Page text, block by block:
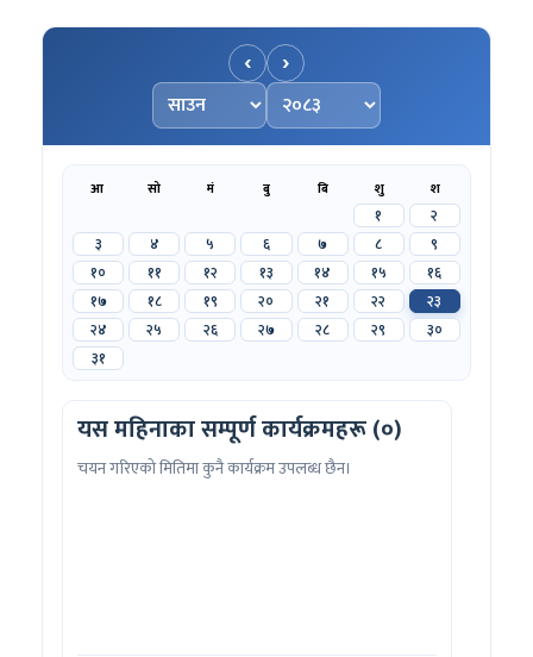
‹
महिना चयन गर्नुहोस्
वर्ष चयन गर्नुहोस्
›
आ सो मं बु बि शु श
१
२
३
४ ५ ६ ७ ८
९
१०
११ १२ १३ १४ १५
१६
१७
१८ १९ २० २१ २२
२३
२४
२५ २६ २७ २८ २९
३०
३१
यस महिनाका सम्पूर्ण कार्यक्रमहरू (०)
चयन गरिएको मितिमा कुनै कार्यक्रम उपलब्ध छैन।